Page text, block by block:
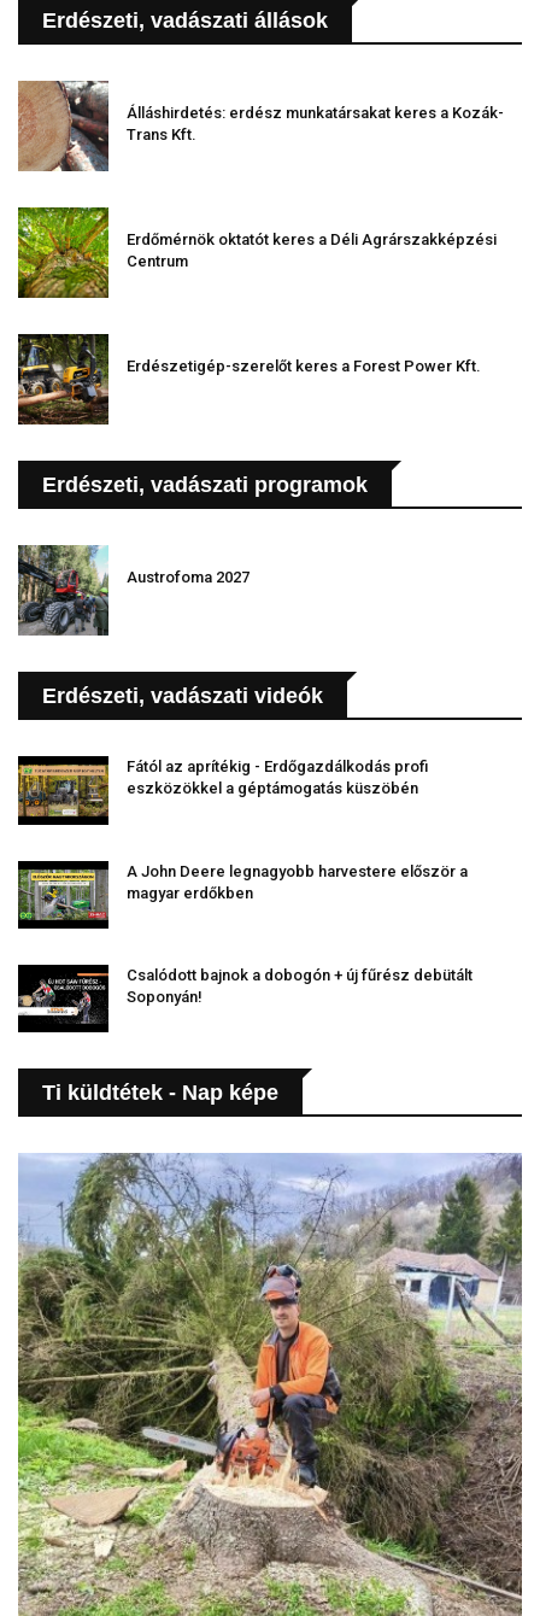
Erdészeti, vadászati állások
Álláshirdetés: erdész munkatársakat keres a Kozák-
Trans Kft.
Erdőmérnök oktatót keres a Déli Agrárszakképzési
Centrum
Erdészetigép-szerelőt keres a Forest Power Kft.
Erdészeti, vadászati programok
Austrofoma 2027
Erdészeti, vadászati videók
Fától az aprítékig - Erdőgazdálkodás profi
eszközökkel a géptámogatás küszöbén
A John Deere legnagyobb harvestere először a
magyar erdőkben
Csalódott bajnok a dobogón + új fűrész debütált
Soponyán!
Ti küldtétek - Nap képe